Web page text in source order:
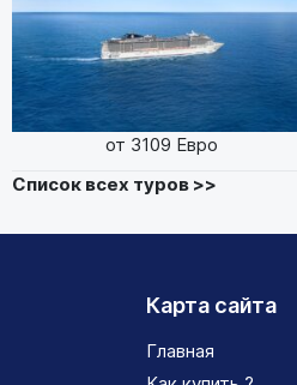
от 3109 Евро
Список всех туров >>
Карта сайта
Главная